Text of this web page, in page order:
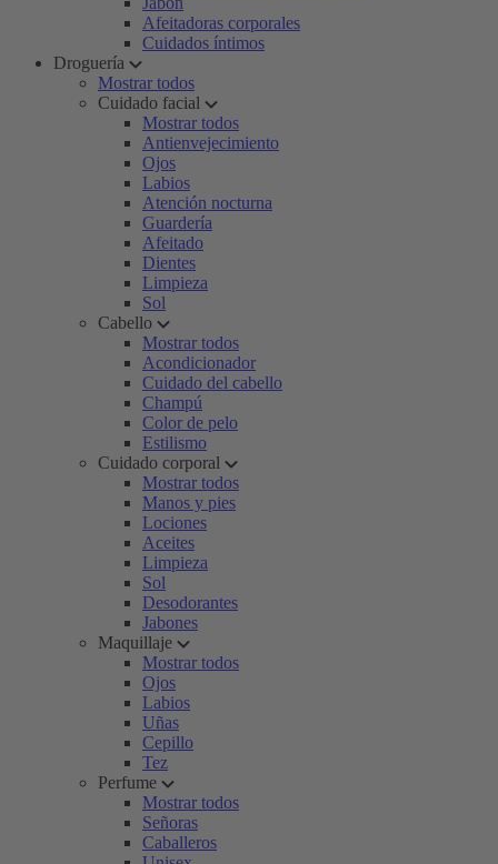
Afeitadoras corporales
Cuidados íntimos
Droguería
Mostrar todos
Cuidado facial
Mostrar todos
Antienvejecimiento
Ojos
Labios
Atención nocturna
Guardería
Afeitado
Dientes
Limpieza
Sol
Cabello
Mostrar todos
Acondicionador
Cuidado del cabello
Champú
Color de pelo
Estilismo
Cuidado corporal
Mostrar todos
Manos y pies
Lociones
Aceites
Limpieza
Sol
Desodorantes
Jabones
Maquillaje
Mostrar todos
Ojos
Labios
Uñas
Cepillo
Tez
Perfume
Mostrar todos
Señoras
Caballeros